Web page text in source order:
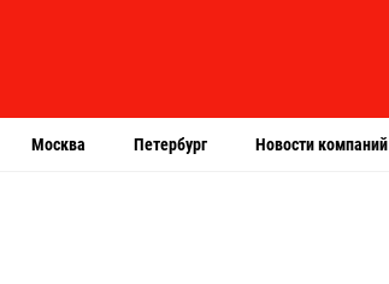
Москва Петербург Новости компаний